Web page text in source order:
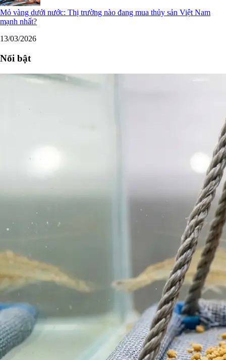
Mỏ vàng dưới nước: Thị trường nào đang mua thủy sản Việt Nam
mạnh nhất?
13/03/2026
Nổi bật